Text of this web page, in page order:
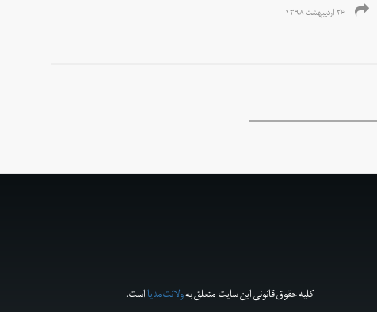
۲۶ اردیبهشت ۱۳۹۸
کلیه حقوق قانونی این سایت متعلق بهولانت‌مدیااست.